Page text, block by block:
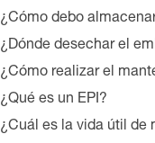
¿Cómo debo
¿Dónde desechar el
¿Cómo realizar el
¿Qué es un EPI?
¿Cuál es la vida útil de